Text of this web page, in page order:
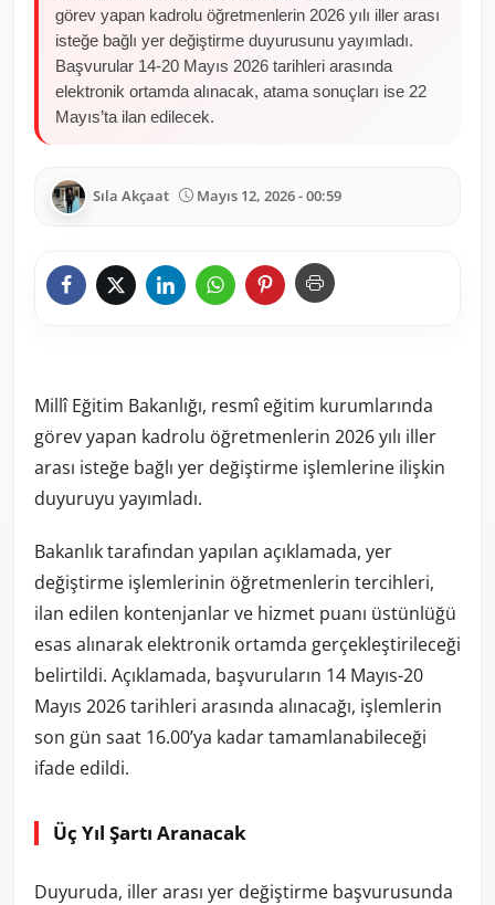
görev yapan kadrolu öğretmenlerin 2026 yılı iller arası
isteğe bağlı yer değiştirme duyurusunu yayımladı.
Başvurular 14-20 Mayıs 2026 tarihleri arasında
elektronik ortamda alınacak, atama sonuçları ise 22
Mayıs’ta ilan edilecek.
Sıla Akçaat Mayıs 12, 2026 - 00:59
Millî Eğitim Bakanlığı, resmî eğitim kurumlarında
görev yapan kadrolu öğretmenlerin 2026 yılı iller
arası isteğe bağlı yer değiştirme işlemlerine ilişkin
duyuruyu yayımladı.
Bakanlık tarafından yapılan açıklamada, yer
değiştirme işlemlerinin öğretmenlerin tercihleri,
ilan edilen kontenjanlar ve hizmet puanı üstünlüğü
esas alınarak elektronik ortamda gerçekleştirileceği
belirtildi. Açıklamada, başvuruların 14 Mayıs-20
Mayıs 2026 tarihleri arasında alınacağı, işlemlerin
son gün saat 16.00’ya kadar tamamlanabileceği
ifade edildi.
Üç Yıl Şartı Aranacak
Duyuruda, iller arası yer değiştirme başvurusunda